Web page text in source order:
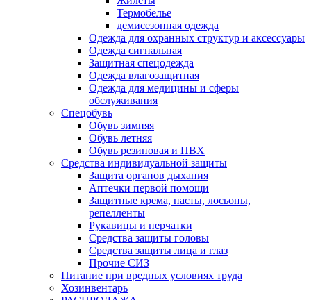
Термобелье
демисезонная одежда
Одежда для охранных структур и аксессуары
Одежда сигнальная
Защитная спецодежда
Одежда влагозащитная
Одежда для медицины и сферы
обслуживания
Спецобувь
Обувь зимняя
Обувь летняя
Обувь резиновая и ПВХ
Средства индивидуальной защиты
Защита органов дыхания
Аптечки первой помощи
Защитные крема, пасты, лосьоны,
репелленты
Рукавицы и перчатки
Средства защиты головы
Средства защиты лица и глаз
Прочие СИЗ
Питание при вредных условиях труда
Хозинвентарь